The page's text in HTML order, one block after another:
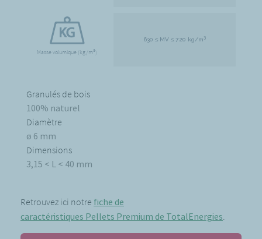
Masse volumique (kg/m 3 )
630 ≤ MV ≤ 720 kg/m 3
Granulés de bois
100% naturel
Diamètre
ø 6 mm
Dimensions
3,15 < L < 40 mm
Retrouvez ici notre fiche de
caractéristiques Pellets Premium de TotalEnergies.